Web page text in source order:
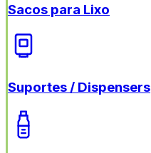
Sacos para Lixo
Suportes / Dispensers